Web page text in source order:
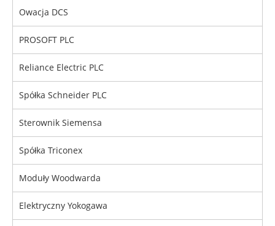
Owacja DCS
PROSOFT PLC
Reliance Electric PLC
Spółka Schneider PLC
Sterownik Siemensa
Spółka Triconex
Moduły Woodwarda
Elektryczny Yokogawa